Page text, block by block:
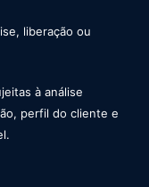
liberação ou
à análise
perfil do cliente e